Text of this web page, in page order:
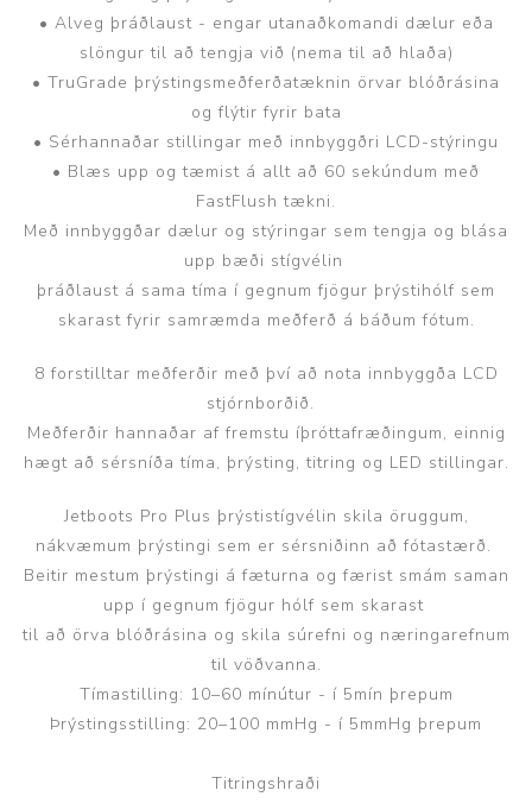
• Alveg þráðlaust - engar utanaðkomandi dælur eða
slöngur til að tengja við (nema til að hlaða)
• TruGrade þrýstingsmeðferðatæknin örvar blóðrásina
og flýtir fyrir bata
• Sérhannaðar stillingar með innbyggðri LCD-stýringu
• Blæs upp og tæmist á allt að 60 sekúndum með
FastFlush tækni.
Með innbyggðar dælur og stýringar sem tengja og blása
upp bæði stígvélin
þráðlaust á sama tíma í gegnum fjögur þrýstihólf sem
skarast fyrir samræmda meðferð á báðum fótum.
8 forstilltar meðferðir með því að nota innbyggða LCD
stjórnborðið.
Meðferðir hannaðar af fremstu íþróttafræðingum, einnig
hægt að sérsníða tíma, þrýsting, titring og LED stillingar.
Jetboots Pro Plus þrýstistígvélin skila öruggum,
nákvæmum þrýstingi sem er sérsniðinn að fótastærð.
Beitir mestum þrýstingi á fæturna og færist smám saman
upp í gegnum fjögur hólf sem skarast
til að örva blóðrásina og skila súrefni og næringarefnum
til vöðvanna.
Tímastilling: 10–60 mínútur - í 5mín þrepum
Þrýstingsstilling: 20–100 mmHg - í 5mmHg þrepum
Titringshraði